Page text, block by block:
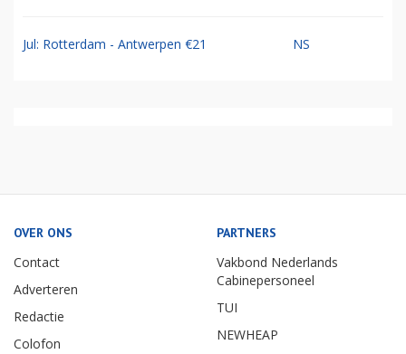
Jul: Rotterdam - Antwerpen €21 NS
OVER ONS
Contact
Adverteren
Redactie
Colofon
PARTNERS
Vakbond Nederlands
Cabinepersoneel
TUI
NEWHEAP